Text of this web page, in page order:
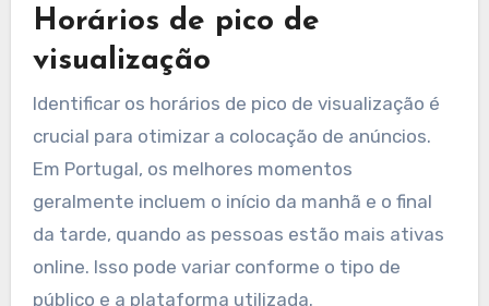
Além disso, é importante considerar as
festividades e tradições locais ao planejar
campanhas. Anúncios que respeitam e celebram
a cultura portuguesa tendem a gerar maior
aceitação e engajamento.
Horários de pico de
visualização
Identificar os horários de pico de visualização é